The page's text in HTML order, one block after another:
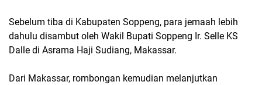
Sebelum tiba di Kabupaten Soppeng, para jemaah lebih
dahulu disambut oleh Wakil Bupati Soppeng Ir. Selle KS
Dalle di Asrama Haji Sudiang, Makassar.
Dari Makassar, rombongan kemudian melanjutkan